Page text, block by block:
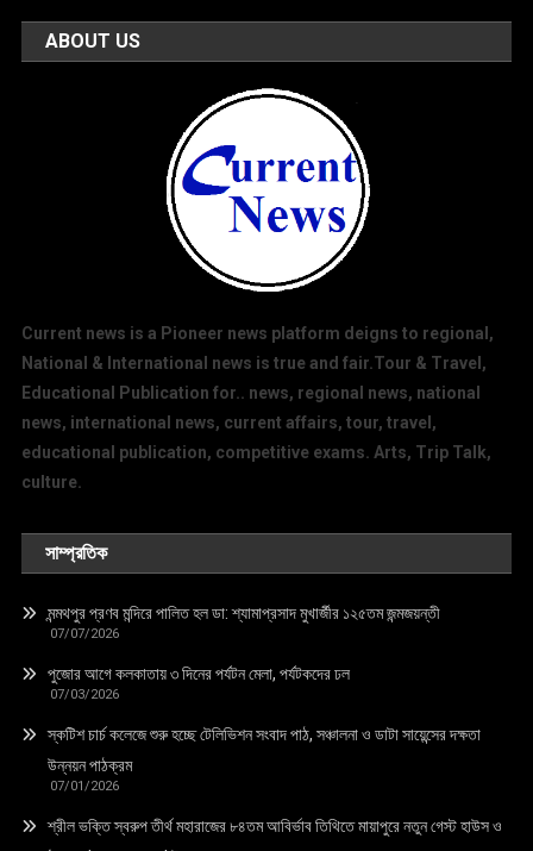
ABOUT US
Current news is a Pioneer news platform deigns to regional,
National & International news is true and fair.Tour & Travel,
Educational Publication for.. news, regional news, national
news, international news, current affairs, tour, travel,
educational publication, competitive exams. Arts, Trip Talk,
culture.
সাম্প্রতিক
মন্মথপুর প্রণব মন্দিরে পালিত হল ডা: শ্যামাপ্রসাদ মুখার্জীর ১২৫তম জন্মজয়ন্তী
07/07/2026
পুজোর আগে কলকাতায় ৩ দিনের পর্যটন মেলা, পর্যটকদের ঢল
07/03/2026
স্কটিশ চার্চ কলেজে শুরু হচ্ছে টেলিভিশন সংবাদ পাঠ, সঞ্চালনা ও ডাটা সায়েন্সের দক্ষতা
উন্নয়ন পাঠক্রম
07/01/2026
শ্রীল ভক্তি স্বরুপ তীর্থ মহারাজের ৮৪তম আবির্ভাব তিথিতে মায়াপুরে নতুন গেস্ট হাউস ও